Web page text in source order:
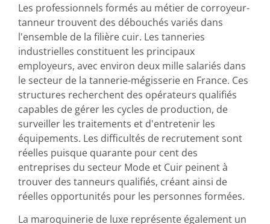
Les professionnels formés au métier de corroyeur-
tanneur trouvent des débouchés variés dans
l'ensemble de la filière cuir. Les tanneries
industrielles constituent les principaux
employeurs, avec environ deux mille salariés dans
le secteur de la tannerie-mégisserie en France. Ces
structures recherchent des opérateurs qualifiés
capables de gérer les cycles de production, de
surveiller les traitements et d'entretenir les
équipements. Les difficultés de recrutement sont
réelles puisque quarante pour cent des
entreprises du secteur Mode et Cuir peinent à
trouver des tanneurs qualifiés, créant ainsi de
réelles opportunités pour les personnes formées.
La maroquinerie de luxe représente également un